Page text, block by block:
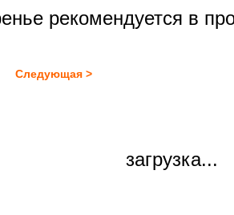
рекомендуется в
Следующая >
загрузка...